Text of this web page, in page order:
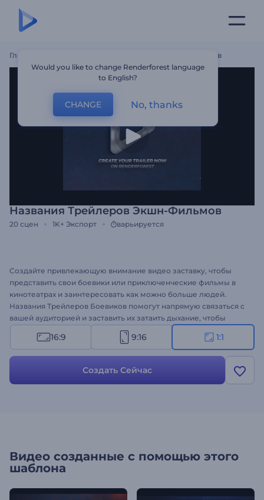
Главная Названия Трейлеров Экшн-Фильмов
Названия Трейлеров Экшн-Фильмов
20 сцен 1K+ Экспорт варьируется
Создайте привлекающую внимание видео заставку, чтобы
представить свои боевики или приключенческие фильмы в
кинотеатрах и заинтересовать как можно больше людей.
Названия Трейлеров Боевиков помогут напрямую связаться с
вашей аудиторией и заставить их затаить дыхание, чтобы
увидеть, о чем трейлер. Благодаря ряду динамичных
заголовков и впечатляющему кинематографическому стилю
эмоциональную реакцию у зрителей и заставит их с
нетерпением ждать даты выхода вашего боевика. Он
16:9 9:16 1:1
Создать Сейчас
Видео созданные с помощью этого
шаблона
Would you like to change Renderforest language
to English?
CHANGE No, thanks